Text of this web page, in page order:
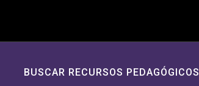
BUSCAR RECURSOS PEDAGÓGICOS